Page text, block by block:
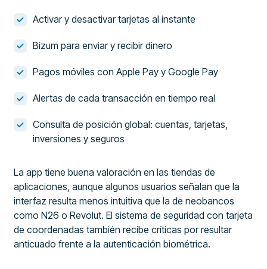
Activar y desactivar tarjetas al instante
Bizum para enviar y recibir dinero
Pagos móviles con Apple Pay y Google Pay
Alertas de cada transacción en tiempo real
Consulta de posición global: cuentas, tarjetas,
inversiones y seguros
La app tiene buena valoración en las tiendas de
aplicaciones, aunque algunos usuarios señalan que la
interfaz resulta menos intuitiva que la de neobancos
como N26 o Revolut. El sistema de seguridad con tarjeta
de coordenadas también recibe críticas por resultar
anticuado frente a la autenticación biométrica.